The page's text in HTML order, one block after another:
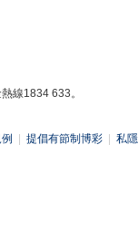
線1834 633。
提倡有節制博彩 私